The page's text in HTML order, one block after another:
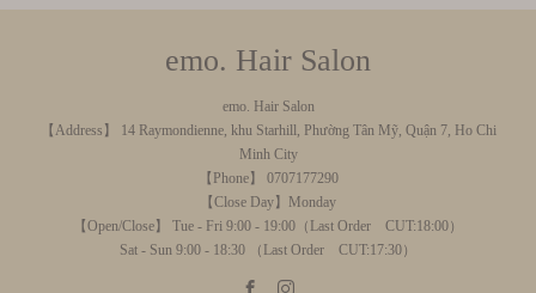
emo. Hair Salon
emo. Hair Salon
【Address】 14 Raymondienne, khu Starhill, Phường Tân Mỹ, Quận 7, Ho Chi
Minh City
【Phone】 0707177290
【Close Day】Monday
【Open/Close】 Tue - Fri 9:00 - 19:00（Last Order CUT:18:00）
Sat - Sun 9:00 - 18:30 （Last Order CUT:17:30）